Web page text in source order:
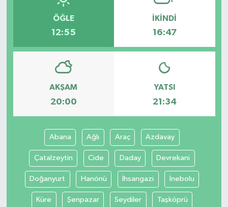
ÖĞLE
12:55
İKINDI
16:47
AKŞAM
20:00
YATSI
21:34
Abana Ağlı Araç Azdavay
Çatalzeytin Cide Daday Devrekani
Doğanyurt Hanönü İhsangazi İnebolu
Küre Şenpazar Seydiler Taşköprü